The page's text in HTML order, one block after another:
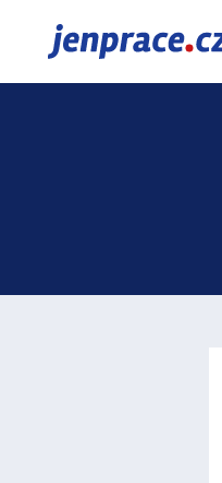
JenPráce.cz